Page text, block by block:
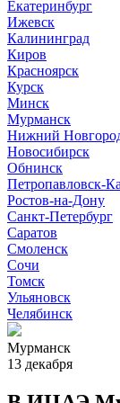
Екатеринбург
Ижевск
Калининград
Киров
Красноярск
Курск
Минск
Мурманск
Нижний
Новосибирск
Обнинск
Петропавловск-
Ростов-на-Дону
Санкт-Петербург
Саратов
Смоленск
Сочи
Томск
Ульяновск
Челябинск
Мурманск
13 декабря